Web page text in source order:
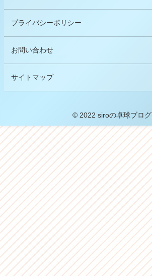
プライバシーポリシー
お問い合わせ
サイトマップ
© 2022 siroの卓球ブログ.